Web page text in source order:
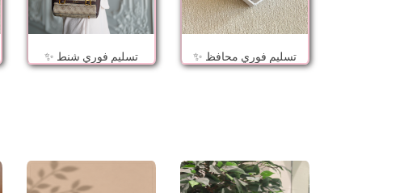
تسليم فوري محافظ ✨ تسليم فوري شنط ✨